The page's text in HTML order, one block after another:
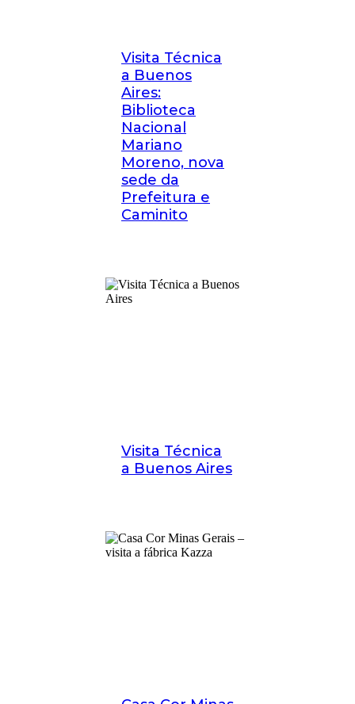
Visita Técnica
a Buenos
Aires:
Biblioteca
Nacional
Mariano
Moreno, nova
sede da
Prefeitura e
Caminito
Visita Técnica
a Buenos Aires